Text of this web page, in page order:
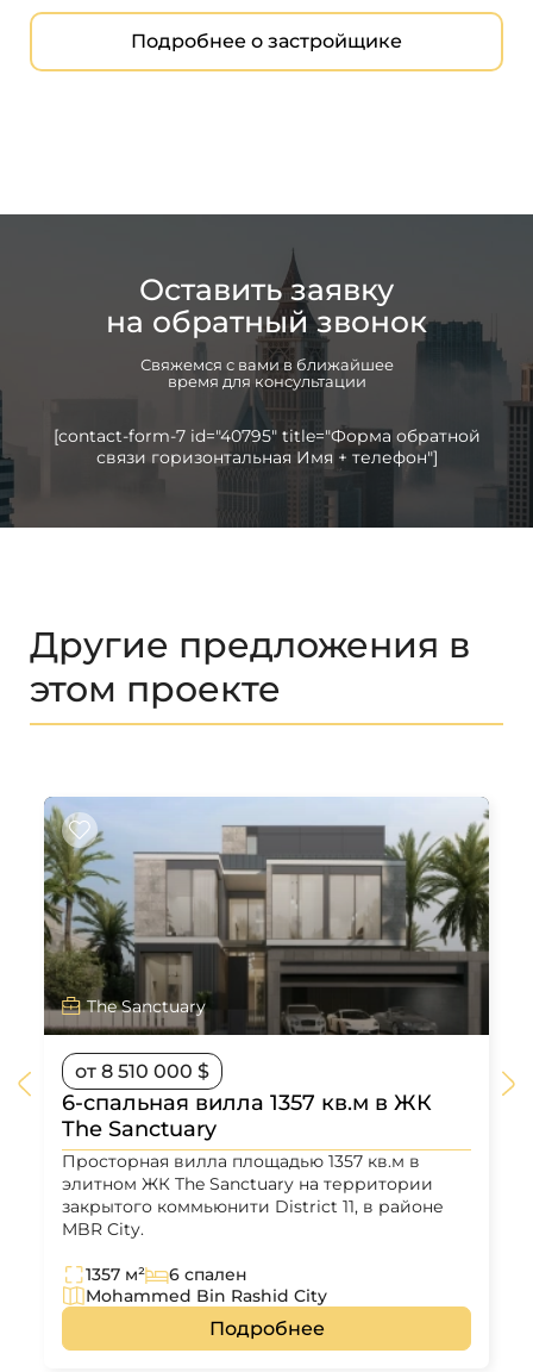
Подробнее о застройщике
Оставить заявку
на обратный звонок
Свяжемся с вами в ближайшее
время для консультации
[contact-form-7 id="40795" title="Форма обратной
связи горизонтальная Имя + телефон"]
Другие предложения в
этом проекте
The Sanctuary
от 8 510 000 $
6-спальная вилла 1357 кв.м в ЖК
The Sanctuary
Просторная вилла площадью 1357 кв.м в
элитном ЖК The Sanctuary на территории
закрытого коммьюнити District 11, в районе
MBR City.
1357 м²
6 спален
Mohammed Bin Rashid City
Подробнее